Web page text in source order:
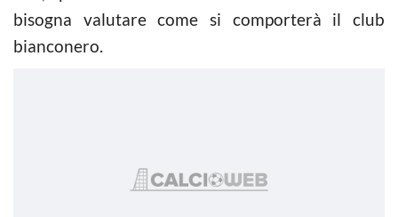
bisogna valutare come si comporterà il club
bianconero.